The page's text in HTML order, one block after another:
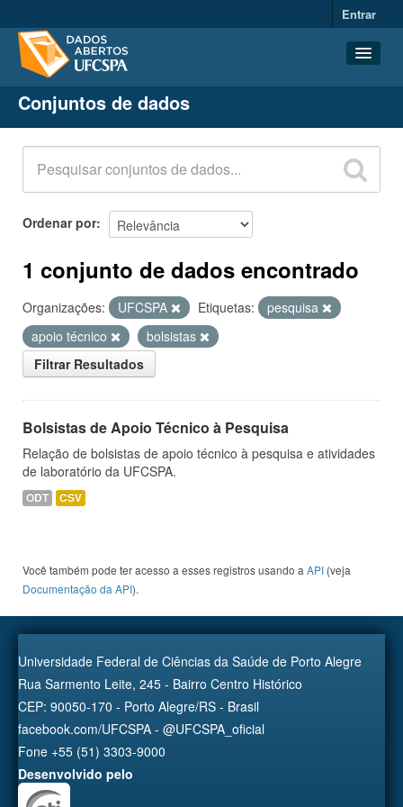
Entrar
Conjuntos de dados
Organizações
Grupos
Sobre
Conjuntos de dados
Ordenar por
1 conjunto de dados encontrado
Organizações: UFCSPA Etiquetas:
pesquisa
apoio técnico
bolsistas
Filtrar Resultados
Bolsistas de Apoio Técnico à Pesquisa
Relação de bolsistas de apoio técnico à pesquisa e atividades
de laboratório da UFCSPA.
ODT CSV
Você também pode ter acesso a esses registros usando a API (veja
Documentação da API).
Universidade Federal de Ciências da Saúde de Porto Alegre
Rua Sarmento Leite, 245 - Bairro Centro Histórico
CEP: 90050-170 - Porto Alegre/RS - Brasil
facebook.com/UFCSPA - @UFCSPA_oficial
Fone +55 (51) 3303-9000
Desenvolvido pelo